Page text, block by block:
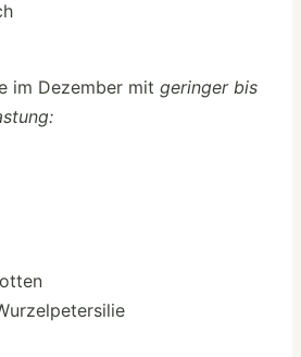
im Dezember mit geringer bis